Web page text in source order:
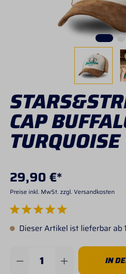
CAP
TURQUOISE
29,90 €*
Preise inkl. MwSt. zzgl. Versandkosten
Durchschnittliche Bewertung von 5 von 5
Dieser Artikel ist lieferbar ab
Produkt Anzahl: Gib
IN